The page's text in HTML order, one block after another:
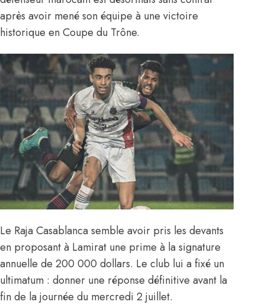
après avoir mené son équipe à une victoire
historique en Coupe du Trône.
Le Raja Casablanca semble avoir pris les devants
en proposant à Lamirat une prime à la signature
annuelle de 200 000 dollars. Le club lui a fixé un
ultimatum : donner une réponse définitive avant la
fin de la journée du mercredi 2 juillet.